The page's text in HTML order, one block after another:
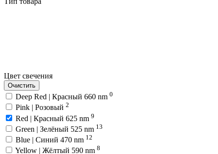
Цвет свечения
Очистить
Deep Red | Красный 660 nm 0
Pink | Розовый 2
Red | Красный 625 nm 9
Green | Зелёный 525 nm 13
Blue | Синий 470 nm 12
Yellow | Жёлтый 590 nm 8